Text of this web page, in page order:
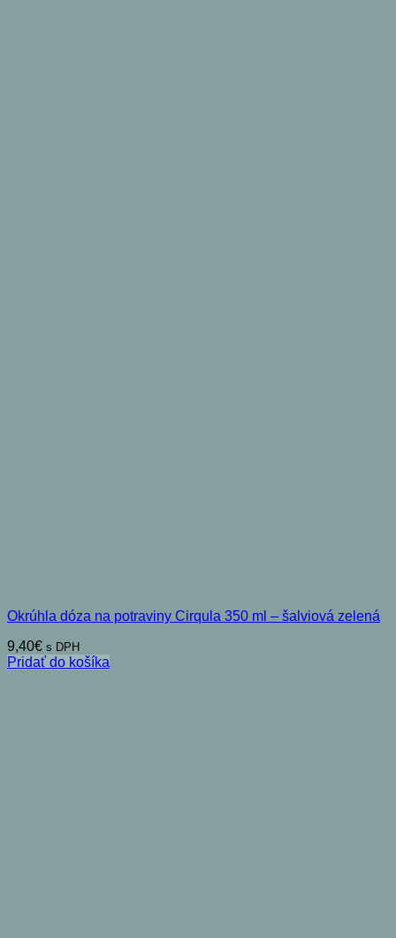
Okrúhla dóza na potraviny Cirqula 350 ml – šalviová zelená
9,40€ s DPH
Pridať do košíka